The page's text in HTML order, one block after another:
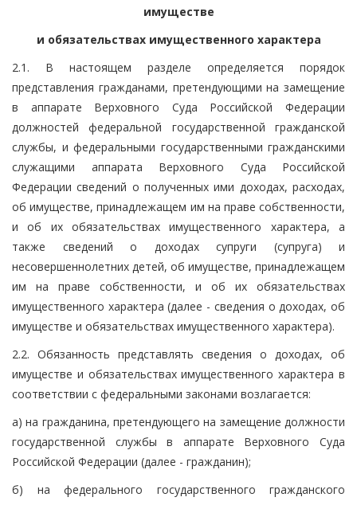
имуществе
и обязательствах имущественного характера
2.1. В настоящем разделе определяется порядок
представления гражданами, претендующими на замещение
в аппарате Верховного Суда Российской Федерации
должностей федеральной государственной гражданской
службы, и федеральными государственными гражданскими
служащими аппарата Верховного Суда Российской
Федерации сведений о полученных ими доходах, расходах,
об имуществе, принадлежащем им на праве собственности,
и об их обязательствах имущественного характера, а
также сведений о доходах супруги (супруга) и
несовершеннолетних детей, об имуществе, принадлежащем
им на праве собственности, и об их обязательствах
имущественного характера (далее - сведения о доходах, об
имуществе и обязательствах имущественного характера).
2.2. Обязанность представлять сведения о доходах, об
имуществе и обязательствах имущественного характера в
соответствии с федеральными законами возлагается:
а) на гражданина, претендующего на замещение должности
государственной службы в аппарате Верховного Суда
Российской Федерации (далее - гражданин);
б) на федерального государственного гражданского